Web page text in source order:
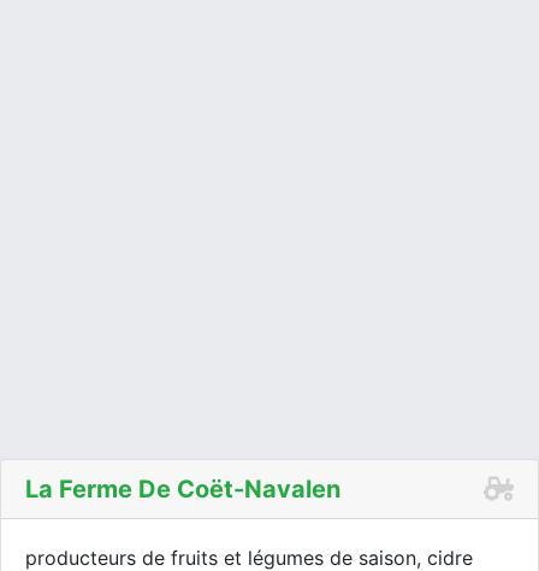
La Ferme De Coët-Navalen
producteurs de fruits et légumes de saison, cidre